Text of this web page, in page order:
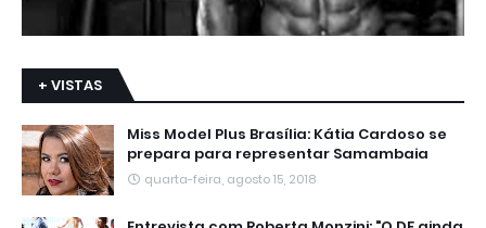
+ VISTAS
Miss Model Plus Brasília: Kátia Cardoso se
prepara para representar Samambaia
quarta-feira, agosto 15, 2018